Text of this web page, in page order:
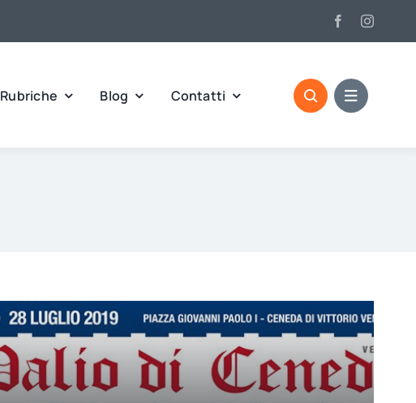
Rubriche Blog Contatti